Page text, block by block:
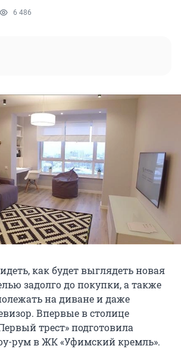
6 486
как будет выглядеть новая
задолго до покупки, а также
на диване и даже
Впервые в столице
трест» подготовила
рум в ЖК «Уфимский кремль».